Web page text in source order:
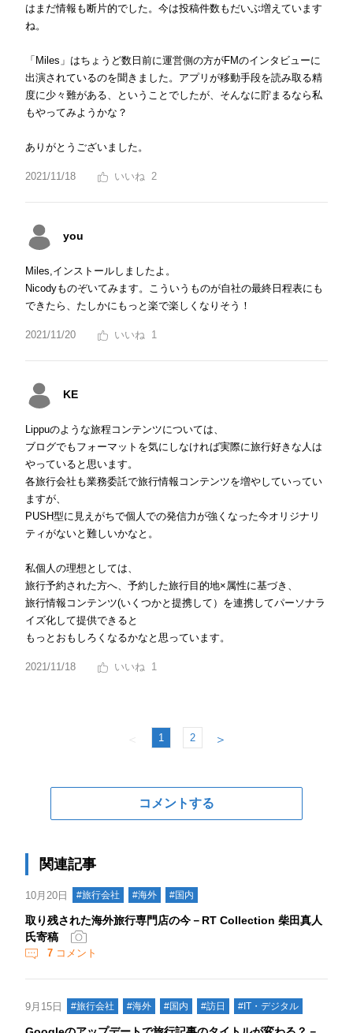
はまだ情報も断片的でした。今は投稿件数もだいぶ増えています
ね。
「Miles」はちょうど数日前に運営側の方がFMのインタビューに
出演されているのを聞きました。アプリが移動手段を読み取る精
度に少々難がある、ということでしたが、そんなに貯まるなら私
もやってみようかな？
ありがとうございました。
2021/11/18 2
you
Miles,インストールしましたよ。
Nicodyものぞいてみます。こういうものが自社の最終日程表にも
できたら、たしかにもっと楽で楽しくなりそう！
2021/11/20 1
KE
Lippuのような旅程コンテンツについては、
ブログでもフォーマットを気にしなければ実際に旅行好きな人は
やっていると思います。
各旅行会社も業務委託で旅行情報コンテンツを増やしていってい
ますが、
PUSH型に見えがちで個人での発信力が強くなった今オリジナリ
ティがないと難しいかなと。
私個人の理想としては、
旅行予約された方へ、予約した旅行目的地×属性に基づき、
旅行情報コンテンツ(いくつかと提携して）を連携してパーソナラ
イズ化して提供できると
もっとおもしろくなるかなと思っています。
2021/11/18 1
＜ 1 2 ＞
コメントする
関連記事
10月20日 #旅行会社 #海外 #国内
取り残された海外旅行専門店の今－RT Collection 柴田真人
氏寄稿
7 コメント
9月15日 #旅行会社 #海外 #国内 #訪日 #IT・デジタル